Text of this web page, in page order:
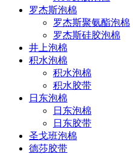
罗杰斯泡棉
罗杰斯聚氨酯泡棉
罗杰斯硅胶泡棉
井上泡棉
积水泡棉
积水泡棉
积水胶带
日东泡棉
日东泡棉
日东胶带
圣戈班泡棉
德莎胶带